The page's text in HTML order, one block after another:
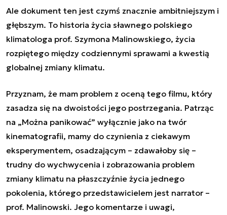
Ale dokument ten jest czymś znacznie ambitniejszym i
głębszym. To historia życia sławnego polskiego
klimatologa prof. Szymona Malinowskiego, życia
rozpiętego między codziennymi sprawami a kwestią
globalnej zmiany klimatu.
Przyznam, że mam problem z oceną tego filmu, który
zasadza się na dwoistości jego postrzegania. Patrząc
na „Można panikować” wyłącznie jako na twór
kinematografii, mamy do czynienia z ciekawym
eksperymentem, osadzającym – zdawałoby się –
trudny do wychwycenia i zobrazowania problem
zmiany klimatu na płaszczyźnie życia jednego
pokolenia, którego przedstawicielem jest narrator –
prof. Malinowski. Jego komentarze i uwagi,